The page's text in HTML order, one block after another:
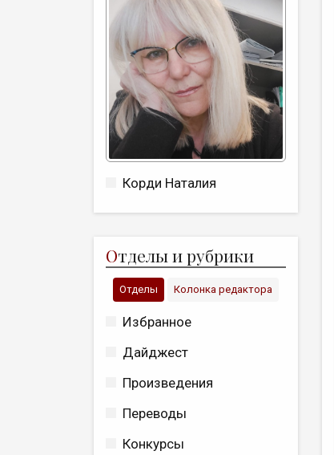
Корди Наталия
Отделы и рубрики
Отделы Колонка редактора
Избранное
Дайджест
Произведения
Переводы
Конкурсы